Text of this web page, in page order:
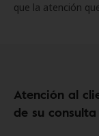
que la atención
Atención al
de su consulta